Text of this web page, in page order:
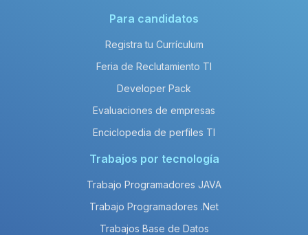
Para candidatos
Registra tu Currículum
Feria de Reclutamiento TI
Developer Pack
Evaluaciones de empresas
Enciclopedia de perfiles TI
Trabajos por tecnología
Trabajo Programadores JAVA
Trabajo Programadores .Net
Trabajos Base de Datos